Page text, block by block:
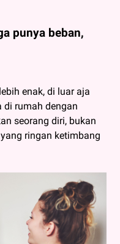
punya beban,
enak, di luar aja
di rumah dengan
seorang diri, bukan
ringan ketimbang